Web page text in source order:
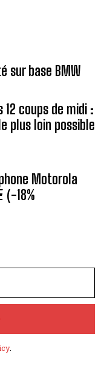
sur base BMW
12 coups de midi :
plus loin possible
Motorola
(-18%
.